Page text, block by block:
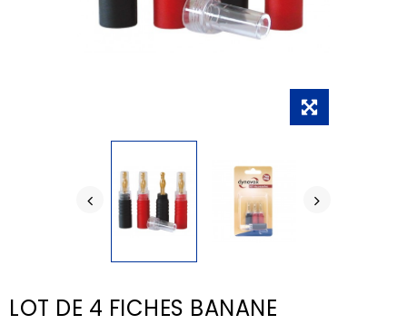
LOT DE 4 FICHES BANANE